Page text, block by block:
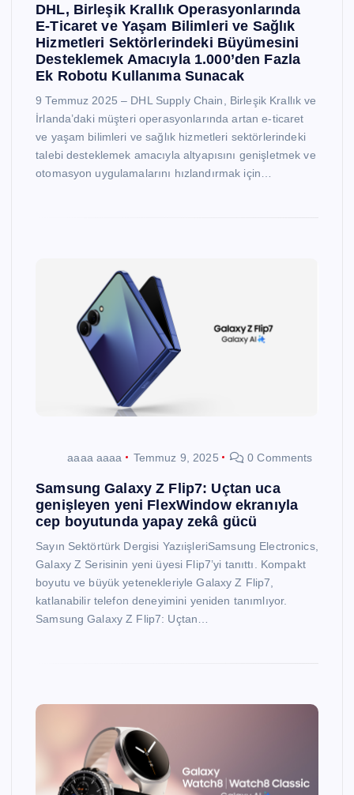
DHL, Birleşik Krallık Operasyonlarında
E-Ticaret ve Yaşam Bilimleri ve Sağlık
Hizmetleri Sektörlerindeki Büyümesini
Desteklemek Amacıyla 1.000’den Fazla
Ek Robotu Kullanıma Sunacak
9 Temmuz 2025 – DHL Supply Chain, Birleşik Krallık ve
İrlanda’daki müşteri operasyonlarında artan e-ticaret
ve yaşam bilimleri ve sağlık hizmetleri sektörlerindeki
talebi desteklemek amacıyla altyapısını genişletmek ve
otomasyon uygulamalarını hızlandırmak için…
aaaa aaaa Temmuz 9, 2025 0 Comments
Samsung Galaxy Z Flip7: Uçtan uca
genişleyen yeni FlexWindow ekranıyla
cep boyutunda yapay zekâ gücü
Sayın Sektörtürk Dergisi YazıişleriSamsung Electronics,
Galaxy Z Serisinin yeni üyesi Flip7’yi tanıttı. Kompakt
boyutu ve büyük yetenekleriyle Galaxy Z Flip7,
katlanabilir telefon deneyimini yeniden tanımlıyor.
Samsung Galaxy Z Flip7: Uçtan…